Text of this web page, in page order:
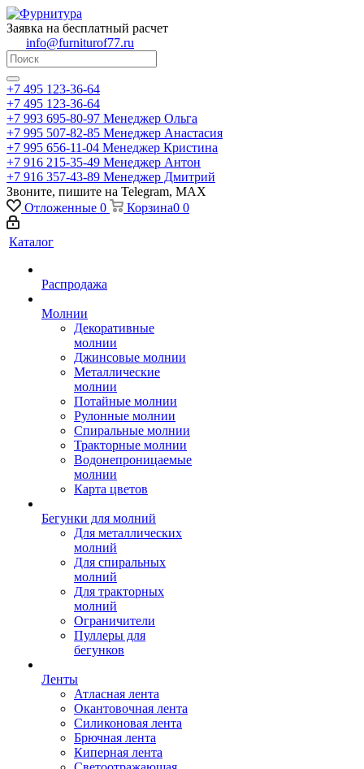
Заявка на бесплатный расчет
info@furniturof77.ru
+7 495 123-36-64
+7 495 123-36-64
+7 993 695-80-97 Менеджер Ольга
+7 995 507-82-85 Менеджер Анастасия
+7 995 656-11-04 Менеджер Кристина
+7 916 215-35-49 Менеджер Антон
+7 916 357-43-89 Менеджер Дмитрий
Звоните, пишите на Telegram, MAX
Отложенные 0 Корзина0 0
Каталог
Распродажа
Молнии
Декоративные
молнии
Джинсовые молнии
Металлические
молнии
Потайные молнии
Рулонные молнии
Спиральные молнии
Тракторные молнии
Водонепроницаемые
молнии
Карта цветов
Бегунки для молний
Для металлических
молний
Для спиральных
молний
Для тракторных
молний
Ограничители
Пуллеры для
бегунков
Ленты
Атласная лента
Окантовочная лента
Силиконовая лента
Брючная лента
Киперная лента